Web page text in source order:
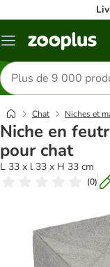
Menu
Rechercher
des
produits
Chat Niches et
Niche en
pour chat
L 33 x l 33 x H 33 cm
(0)